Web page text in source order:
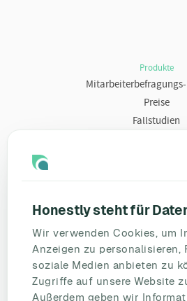
Honestly steht für
Wir verwenden Cookies, um
Anzeigen zu personalisieren,
soziale Medien anbieten zu
Zugriffe auf unsere Website
Außerdem geben wir
Produkte
Preise
Fallstudien
eNPS
Employee